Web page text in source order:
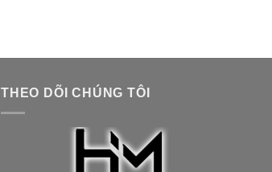
THEO DÕI CHÚNG TÔI